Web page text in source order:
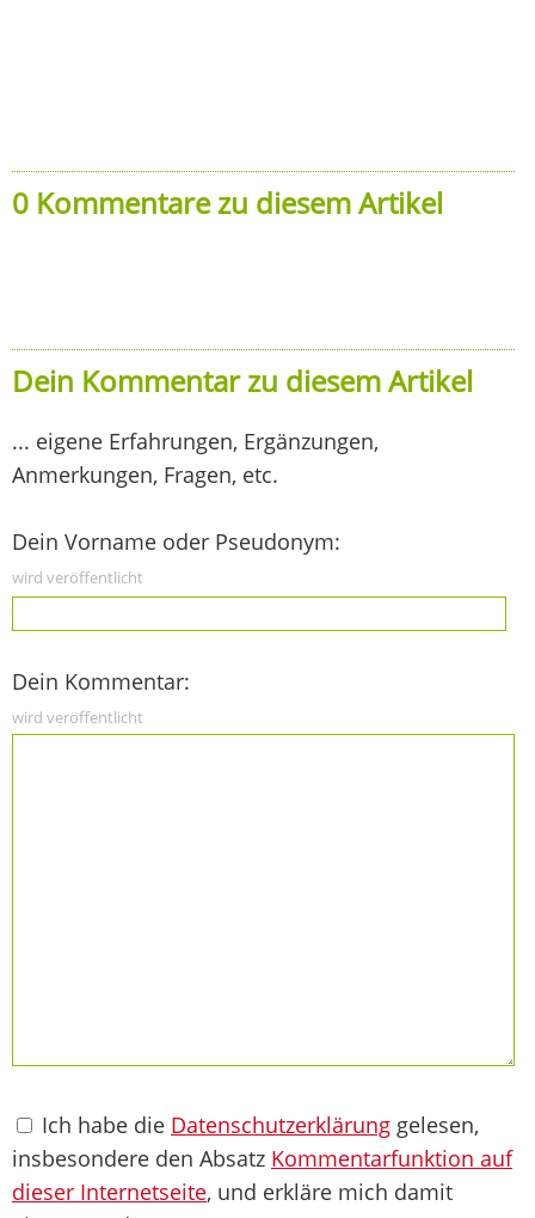
0 Kommentare zu diesem Artikel
Dein Kommentar zu diesem Artikel
... eigene Erfahrungen, Ergänzungen,
Anmerkungen, Fragen, etc.
Dein Vorname oder Pseudonym:
wird veröffentlicht
Dein Kommentar:
wird veröffentlicht
Ich habe die Datenschutzerklärung gelesen,
insbesondere den Absatz Kommentarfunktion auf
dieser Internetseite, und erkläre mich damit